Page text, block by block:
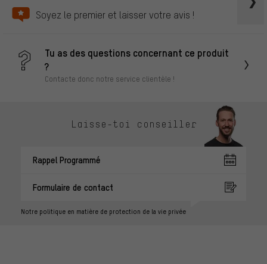
Soyez le premier et laisser votre avis !
Tu as des questions concernant ce produit
?
Contacte donc notre service clientèle !
Laisse-toi conseiller
Rappel Programmé
Formulaire de contact
Notre politique en matière de protection de la vie privée